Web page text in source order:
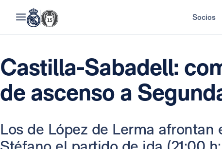
Socios
Castilla-Sabadell:
de ascenso a
Los de López de Lerma afrontan